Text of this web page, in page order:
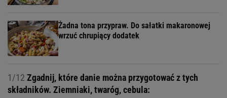
Żadna tona przypraw. Do sałatki makaronowej
wrzuć chrupiący dodatek
1/12 Zgadnij, które danie można przygotować z tych
składników. Ziemniaki, twaróg, cebula: